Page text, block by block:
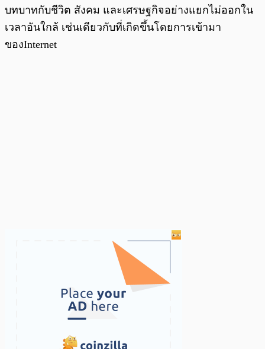
บทบาทกับชีวิต สังคม และเศรษฐกิจอย่างแยกไม่ออกใน
เวลาอันใกล้ เช่นเดียวกับที่เกิดขึ้นโดยการเข้ามา
ของInternet